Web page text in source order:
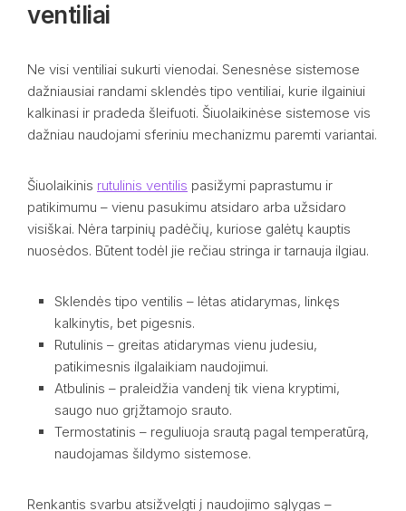
ventiliai
Ne visi ventiliai sukurti vienodai. Senesnėse sistemose
dažniausiai randami sklendės tipo ventiliai, kurie ilgainiui
kalkinasi ir pradeda šleifuoti. Šiuolaikinėse sistemose vis
dažniau naudojami sferiniu mechanizmu paremti variantai.
Šiuolaikinis rutulinis ventilis pasižymi paprastumu ir
patikimumu – vienu pasukimu atsidaro arba užsidaro
visiškai. Nėra tarpinių padėčių, kuriose galėtų kauptis
nuosėdos. Būtent todėl jie rečiau stringa ir tarnauja ilgiau.
Sklendės tipo ventilis – lėtas atidarymas, linkęs
kalkinytis, bet pigesnis.
Rutulinis – greitas atidarymas vienu judesiu,
patikimesnis ilgalaikiam naudojimui.
Atbulinis – praleidžia vandenį tik viena kryptimi,
saugo nuo grįžtamojo srauto.
Termostatinis – reguliuoja srautą pagal temperatūrą,
naudojamas šildymo sistemose.
Renkantis svarbu atsižvelgti į naudojimo sąlygas –